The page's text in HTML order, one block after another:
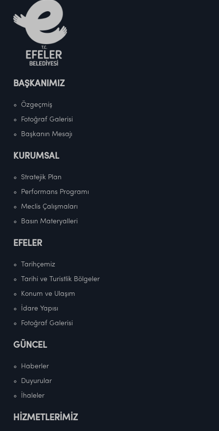
BAŞKANIMIZ
Özgeçmiş
Fotoğraf Galerisi
Başkanın Mesajı
KURUMSAL
Stratejik Plan
Performans Programı
Meclis Çalışmaları
Basın Materyalleri
EFELER
Tarihçemiz
Tarihi ve Turistlik Bölgeler
Konum ve Ulaşım
İdare Yapısı
Fotoğraf Galerisi
GÜNCEL
Haberler
Duyurular
İhaleler
HİZMETLERİMİZ